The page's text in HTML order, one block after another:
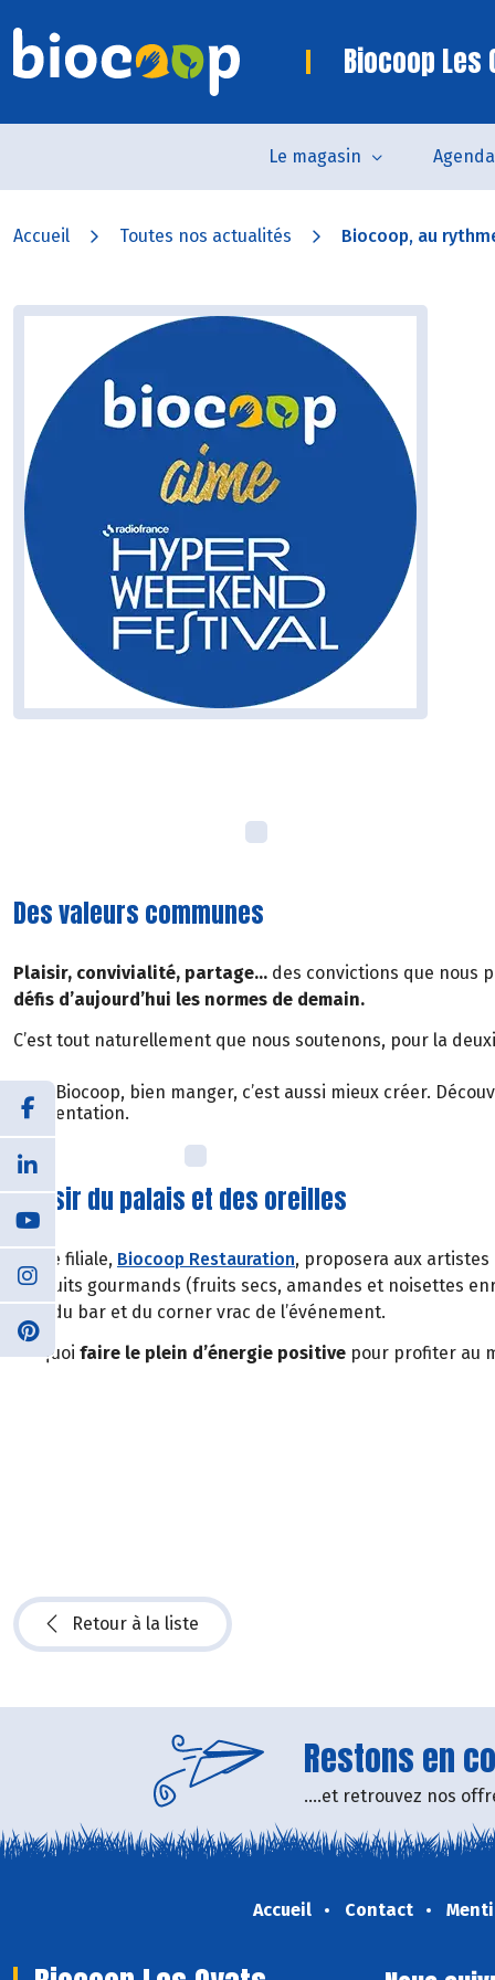
Biocoop Les
Le magasin Agenda
Accueil Toutes nos actualités Biocoop, au
Des valeurs communes
Plaisir, convivialité, partage… des convictions que nous
défis d’aujourd’hui les normes de demain.
C’est tout naturellement que nous soutenons, pour la
Avec Biocoop, bien manger, c’est aussi mieux créer.
l’alimentation.
Plaisir du palais et des oreilles
Notre filiale, Biocoop Restauration, proposera aux
produits gourmands (fruits secs, amandes et noisettes
sein du bar et du corner vrac de l’événement.
De quoi faire le plein d’énergie positive pour profiter au
Retour à la liste
Restons en
....et retrouvez nos
Accueil Contact